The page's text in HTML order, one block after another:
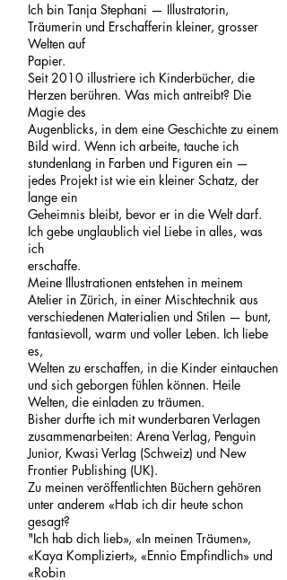
Ich bin Tanja Stephani — Illustratorin,
Träumerin und Erschafferin kleiner, grosser
Welten auf
Papier.
Seit 2010 illustriere ich Kinderbücher, die
Herzen berühren. Was mich antreibt? Die
Magie des
Augenblicks, in dem eine Geschichte zu einem
Bild wird. Wenn ich arbeite, tauche ich
stundenlang in Farben und Figuren ein —
jedes Projekt ist wie ein kleiner Schatz, der
lange ein
Geheimnis bleibt, bevor er in die Welt darf.
Ich gebe unglaublich viel Liebe in alles, was
ich
erschaffe.
Meine Illustrationen entstehen in meinem
Atelier in Zürich, in einer Mischtechnik aus
verschiedenen Materialien und Stilen — bunt,
fantasievoll, warm und voller Leben. Ich liebe
es,
Welten zu erschaffen, in die Kinder eintauchen
und sich geborgen fühlen können. Heile
Welten, die einladen zu träumen.
Bisher durfte ich mit wunderbaren Verlagen
zusammenarbeiten: Arena Verlag, Penguin
Junior, Kwasi Verlag (Schweiz) und New
Frontier Publishing (UK).
Zu meinen veröffentlichten Büchern gehören
unter anderem «Hab ich dir heute schon
gesagt?
"Ich hab dich lieb», «In meinen Träumen»,
«Kaya Kompliziert», «Ennio Empfindlich» und
«Robin